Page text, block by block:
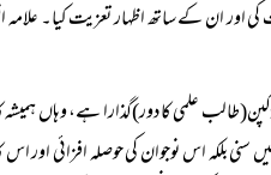
اور ان کے ساتھ اظہار تعزیت کیا۔
علمی کا دور)گذارا ہے، وہاں ہمیشہ
بلکہ اس نوجوان کی حوصلہ افزائی اور اس